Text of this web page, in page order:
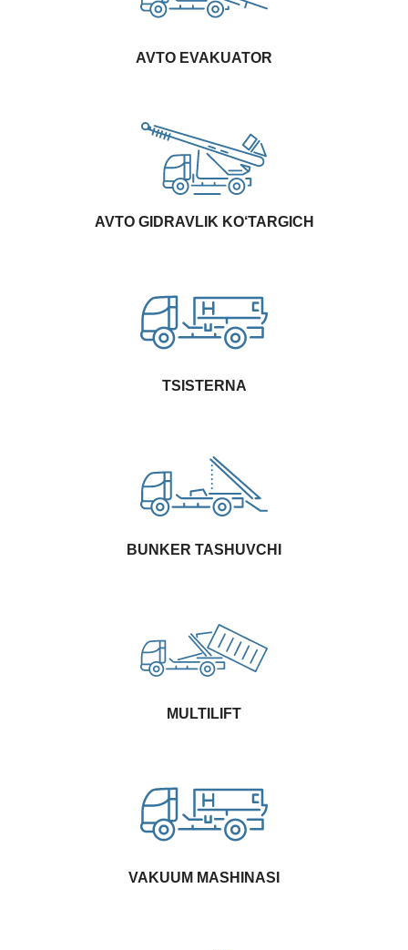
AVTO EVAKUATOR
AVTO GIDRAVLIK KO‘TARGICH
TSISTERNA
BUNKER TASHUVCHI
MULTILIFT
VAKUUM MASHINASI